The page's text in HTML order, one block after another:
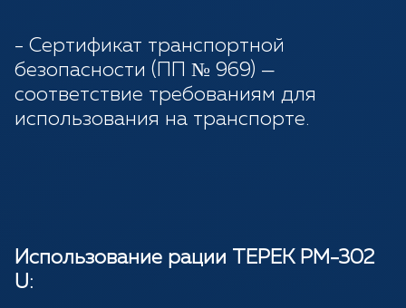
- Сертификат транспортной
безопасности (ПП № 969) —
соответствие требованиям для
использования на транспорте.
Использование рации ТЕРЕК РМ-302
U: